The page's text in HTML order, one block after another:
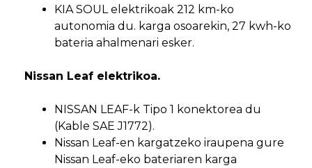
KIA SOUL elektrikoak 212 km-ko
autonomia du. karga osoarekin, 27 kwh-ko
bateria ahalmenari esker.
Nissan Leaf elektrikoa.
NISSAN LEAF-k Tipo 1 konektorea du
(Kable SAE J1772).
Nissan Leaf-en kargatzeko iraupena gure
Nissan Leaf-eko bateriaren karga